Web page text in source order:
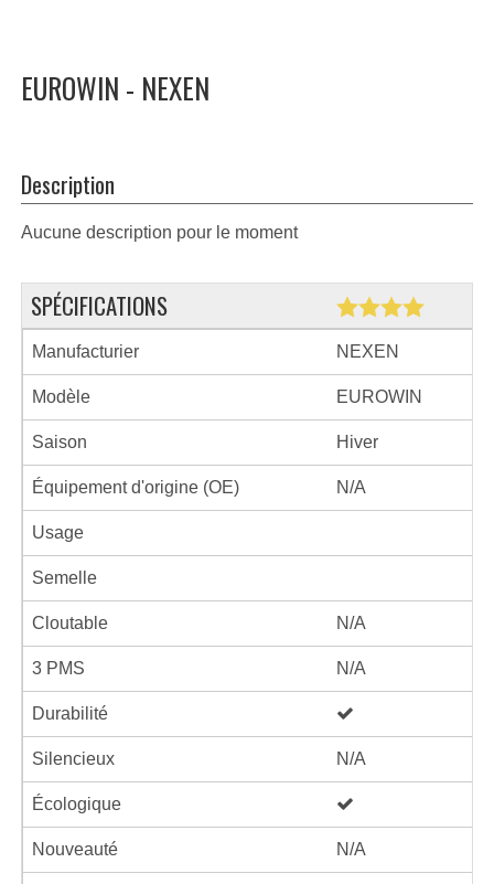
EUROWIN - NEXEN
Description
Aucune description pour le moment
SPÉCIFICATIONS
Manufacturier NEXEN
Modèle EUROWIN
Saison Hiver
Équipement d'origine (OE) N/A
Usage
Semelle
Cloutable N/A
3 PMS N/A
Durabilité
Silencieux N/A
Écologique
Nouveauté N/A